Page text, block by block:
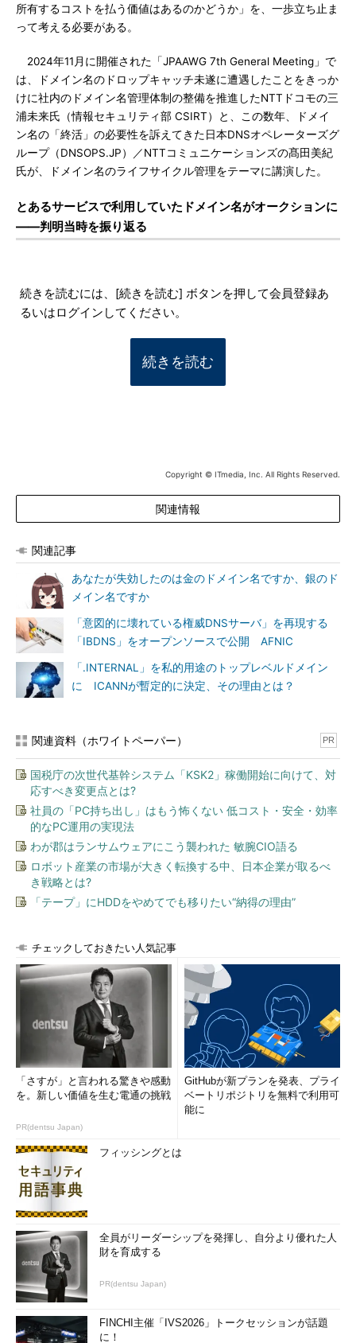
所有するコストを払う価値はあるのかどうか」を、一歩立ち止ま
って考える必要がある。
2024年11月に開催された「JPAAWG 7th General Meeting」で
は、ドメイン名のドロップキャッチ未遂に遭遇したことをきっか
けに社内のドメイン名管理体制の整備を推進したNTTドコモの三
浦未来氏（情報セキュリティ部 CSIRT）と、この数年、ドメイ
ン名の「終活」の必要性を訴えてきた日本DNSオペレーターズグ
ループ（DNSOPS.JP）／NTTコミュニケーションズの髙田美紀
氏が、ドメイン名のライフサイクル管理をテーマに講演した。
とあるサービスで利用していたドメイン名がオークションに
――判明当時を振り返る
続きを読むには、[続きを読む] ボタンを押して会員登録あ
るいはログインしてください。
続きを読む
Copyright © ITmedia, Inc. All Rights Reserved.
関連情報
関連記事
あなたが失効したのは金のドメイン名ですか、銀のド
メイン名ですか
「意図的に壊れている権威DNSサーバ」を再現する
「IBDNS」をオープンソースで公開 AFNIC
「.INTERNAL」を私的用途のトップレベルドメイン
に ICANNが暫定的に決定、その理由とは？
関連資料（ホワイトペーパー） PR
国税庁の次世代基幹システム「KSK2」稼働開始に向けて、対
応すべき変更点とは?
社員の「PC持ち出し」はもう怖くない 低コスト・安全・効率
的なPC運用の実現法
わが郡はランサムウェアにこう襲われた 敏腕CIO語る
ロボット産業の市場が大きく転換する中、日本企業が取るべ
き戦略とは?
「テープ」にHDDをやめてでも移りたい“納得の理由”
チェックしておきたい人気記事
「さすが」と言われる驚きや感動
を。新しい価値を生む電通の挑戦
PR(dentsu Japan)
GitHubが新プランを発表、プライ
ベートリポジトリを無料で利用可
能に
フィッシングとは
全員がリーダーシップを発揮し、自分より優れた人
財を育成する
PR(dentsu Japan)
FINCHI主催「IVS2026」トークセッションが話題
に！